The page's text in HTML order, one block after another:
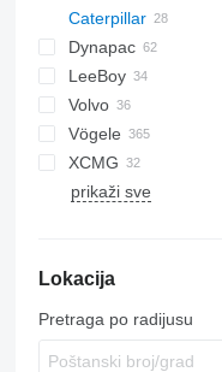
AFW
BF
BB
Caterpillar
AP
AP255
AP555
AP655
BB
BB621
F-series
DF
Dynapac
CS
F series
SD
GT
P-series
LeeBoy
SAP
SSP
HA
Volvo
6820
7820
8820
Vögele
AB
MT
SP
XCMG
RP
prikaži sve
Lokacija
Pretraga po radijusu